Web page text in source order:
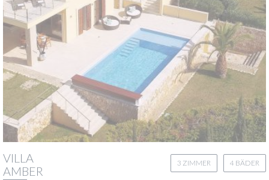
VILLA
AMBER
4 BÄDER
3 ZIMMER